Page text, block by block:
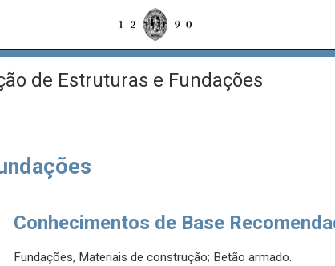
de Estruturas e Fundações
Conhecimentos de Base
Fundações, Materiais de construção; Betão armado.